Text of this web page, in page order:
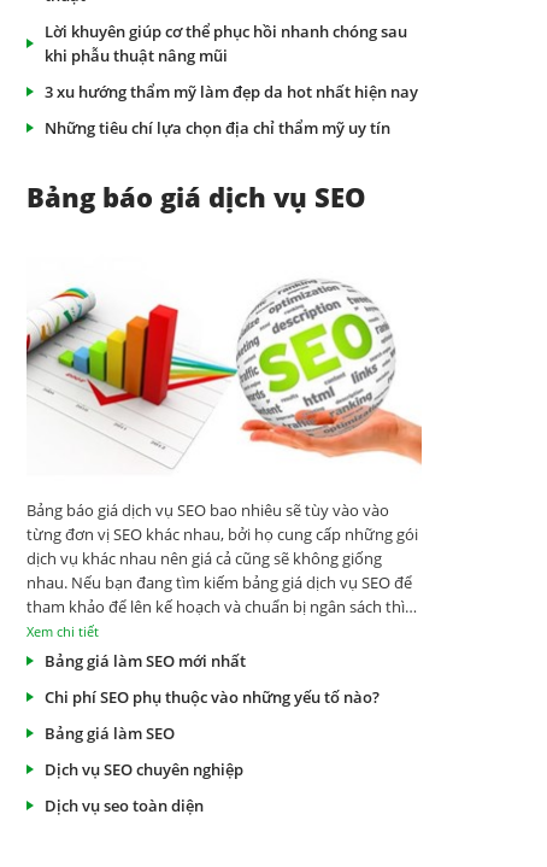
Lời khuyên giúp cơ thể phục hồi nhanh chóng sau
khi phẫu thuật nâng mũi
3 xu hướng thẩm mỹ làm đẹp da hot nhất hiện nay
Những tiêu chí lựa chọn địa chỉ thẩm mỹ uy tín
Bảng báo giá dịch vụ SEO
Bảng báo giá dịch vụ SEO bao nhiêu sẽ tùy vào vào
từng đơn vị SEO khác nhau, bởi họ cung cấp những gói
dịch vụ khác nhau nên giá cả cũng sẽ không giống
nhau. Nếu bạn đang tìm kiếm bảng giá dịch vụ SEO để
tham khảo để lên kế hoạch và chuẩn bị ngân sách thì
đừng bỏ qua thông tin hữu ích trong bài viết dưới đây
nhé!
Xem chi tiết
Bảng giá làm SEO mới nhất
Chi phí SEO phụ thuộc vào những yếu tố nào?
Bảng giá làm SEO
Dịch vụ SEO chuyên nghiệp
Dịch vụ seo toàn diện